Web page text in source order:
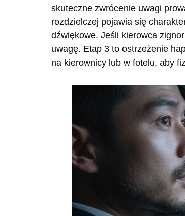
skuteczne zwrócenie uwagi
rozdzielczej pojawia się
dźwiękowe. Jeśli kierowca
uwagę. Etap 3 to ostrzeżenie
na kierownicy lub w fotelu, aby